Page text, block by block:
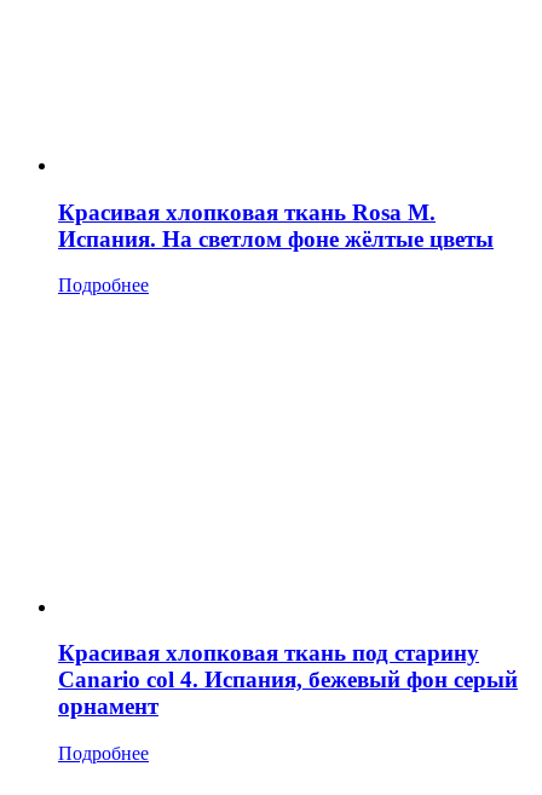
Красивая хлопковая ткань Rosa M.
Испания. На светлом фоне жёлтые цветы
Подробнее
Красивая хлопковая ткань под старину
Canario col 4. Испания, бежевый фон серый
орнамент
Подробнее